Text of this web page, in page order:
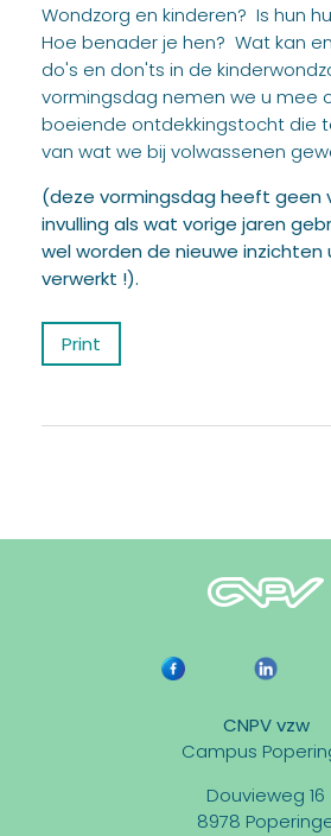
Wondzorg en kinderen? Is hun
Hoe benader je hen? Wat kan
do's en don'ts in de
vormingsdag nemen we u mee
boeiende ontdekkingstocht die
van wat we bij volwassenen
(deze vormingsdag heeft geen
invulling als wat vorige jaren
wel worden de nieuwe inzichten
verwerkt !).
Print
CNPV vzw
Campus
Douvieweg 16
8978